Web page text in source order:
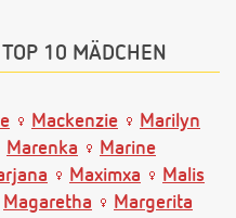
TOP 10 MÄDCHEN
Mackenzie
Marilyn
Marenka
Marine
Maximxa
Malis
Magaretha
Margerita